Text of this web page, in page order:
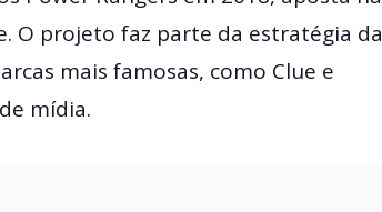
O projeto faz parte da estratégia da
mais famosas, como Clue e
mídia.